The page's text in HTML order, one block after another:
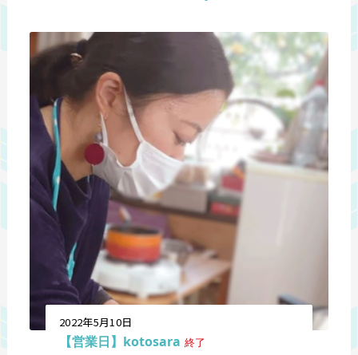
2022年5月10日
【営業日】kotosara 終了